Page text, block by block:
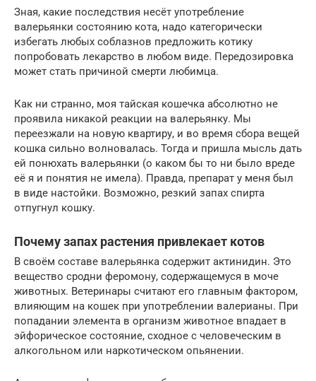
Зная, какие последствия несёт употребление
валерьянки состоянию кота, надо категорически
избегать любых соблазнов предложить котику
попробовать лекарство в любом виде. Передозировка
может стать причиной смерти любимца.
Как ни странно, моя тайская кошечка абсолютно не
проявила никакой реакции на валерьянку. Мы
переезжали на новую квартиру, и во время сбора вещей
кошка сильно волновалась. Тогда и пришла мысль дать
ей понюхать валерьянки (о каком бы то ни было вреде
её я и понятия не имела). Правда, препарат у меня был
в виде настойки. Возможно, резкий запах спирта
отпугнул кошку.
Почему запах растения привлекает котов
В своём составе валерьянка содержит актинидин. Это
вещество сродни феромону, содержащемуся в моче
животных. Ветеринары считают его главным фактором,
влияющим на кошек при употреблении валерианы. При
попадании элемента в организм животное впадает в
эйфорическое состояние, сходное с человеческим в
алкогольном или наркотическом опьянении.